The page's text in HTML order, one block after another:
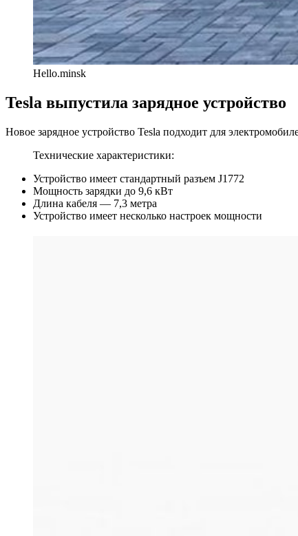
Hello.minsk
Tesla выпустила зарядное устройство
Новое зарядное устройство Tesla подходит для
Технические характеристики:
Устройство имеет стандартный разъем J1772
Мощность зарядки до 9,6 кВт
Длина кабеля — 7,3 метра
Устройство имеет несколько настроек мощности